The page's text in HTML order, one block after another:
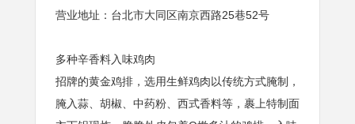
营业地址：台北市大同区南京西路25巷52号
多种辛香料入味鸡肉
招牌的黄金鸡排，选用生鲜鸡肉以传统方式腌制，
腌入蒜、胡椒、中药粉、西式香料等，裹上特制面